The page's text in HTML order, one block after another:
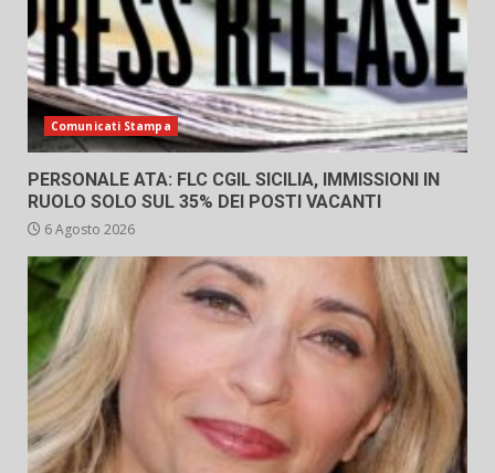
Comunicati Stampa
PERSONALE ATA: FLC CGIL SICILIA, IMMISSIONI IN
RUOLO SOLO SUL 35% DEI POSTI VACANTI
6 Agosto 2026